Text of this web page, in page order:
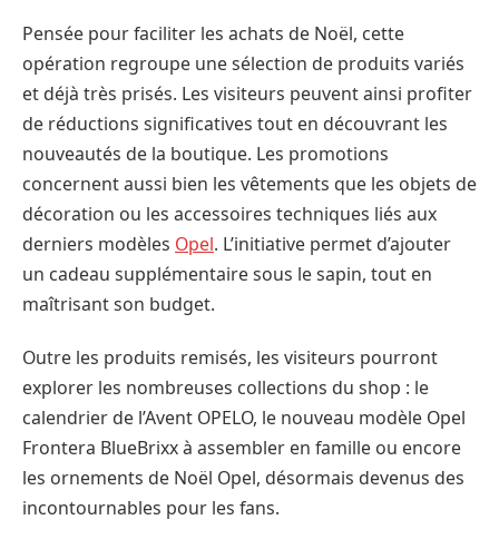
Pensée pour faciliter les achats de Noël, cette
opération regroupe une sélection de produits variés
et déjà très prisés. Les visiteurs peuvent ainsi profiter
de réductions significatives tout en découvrant les
nouveautés de la boutique. Les promotions
concernent aussi bien les vêtements que les objets de
décoration ou les accessoires techniques liés aux
derniers modèles Opel. L’initiative permet d’ajouter
un cadeau supplémentaire sous le sapin, tout en
maîtrisant son budget.
Outre les produits remisés, les visiteurs pourront
explorer les nombreuses collections du shop : le
calendrier de l’Avent OPELO, le nouveau modèle Opel
Frontera BlueBrixx à assembler en famille ou encore
les ornements de Noël Opel, désormais devenus des
incontournables pour les fans.